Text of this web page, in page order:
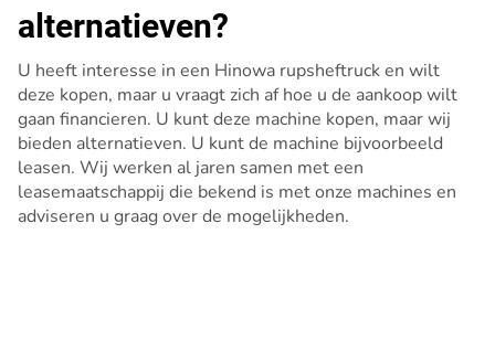
alternatieven?
U heeft interesse in een Hinowa rupsheftruck en wilt
deze kopen, maar u vraagt zich af hoe u de aankoop wilt
gaan financieren. U kunt deze machine kopen, maar wij
bieden alternatieven. U kunt de machine bijvoorbeeld
leasen. Wij werken al jaren samen met een
leasemaatschappij die bekend is met onze machines en
adviseren u graag over de mogelijkheden.